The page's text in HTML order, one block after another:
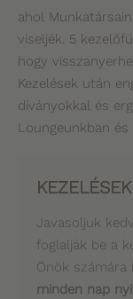
ahol
viseljék. 5
hogy
Kezelések után
díványokkal és
Loungeunkban
Javasoljuk
foglalják be a
Önök számára
minden nap